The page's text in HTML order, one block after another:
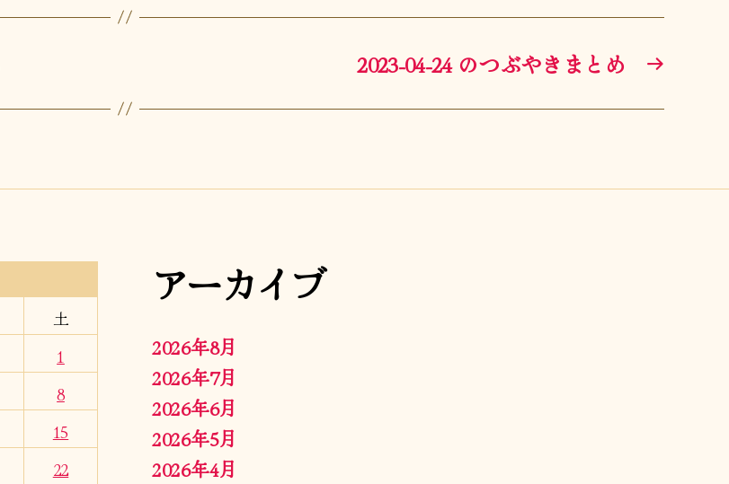
→
2023-04-24 のつぶやきまとめ
土
1
8
15
22
アーカイブ
2026年8月
2026年7月
2026年6月
2026年5月
2026年4月